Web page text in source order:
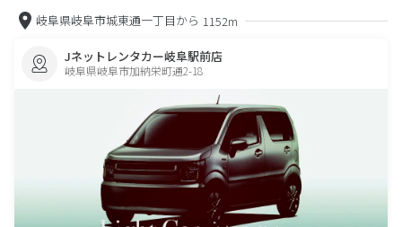
岐阜県岐阜市城東通一丁目から 1152m
Jネットレンタカー岐阜駅前店
岐阜県岐阜市加納栄町通2-18